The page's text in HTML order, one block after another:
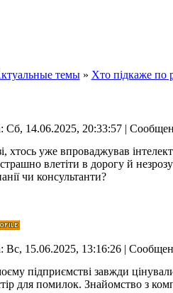
темы » Хто підкаже по
Сб, 14.06.2025, 20:33:57 |
хтось уже впроваджував
влетіти в дорогу й
чи консультанти?
Вс, 15.06.2025, 13:16:26 |
підприємстві завжди
для помилок. Знайомство з